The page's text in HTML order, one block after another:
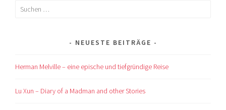
Suchen
NEUESTE BEITRÄGE
Herman Melville – eine epische und tiefgründige Reise
Lu Xun – Diary of a Madman and other Stories